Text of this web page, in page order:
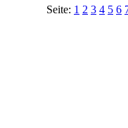
Seite: 1 2 3 4 5 6